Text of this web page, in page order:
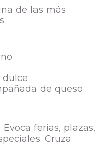
de las más
de queso
ferias, plazas,
Cruza